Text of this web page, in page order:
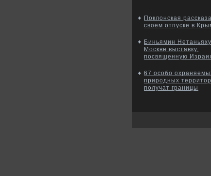
Поклонская
своем отпуске в
Биньямин
Москве выставку,
посвященную
67 особо
природных
получат границы